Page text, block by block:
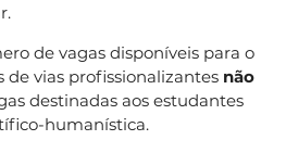
de vagas disponíveis para o
de vias profissionalizantes não
destinadas aos estudantes
humanística.